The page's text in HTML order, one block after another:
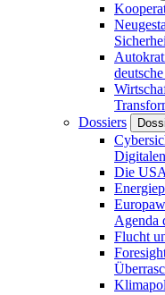
Dossiers
Die
Agenda
Flucht